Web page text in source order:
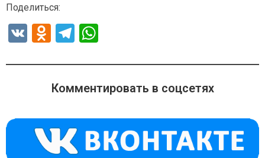
Поделиться:
V
O
n
o
a
ss
T
e
gr
m
at
s
p
p
Комментировать в соцсетях